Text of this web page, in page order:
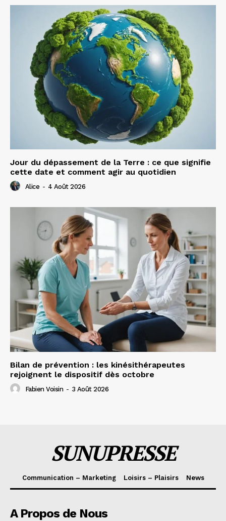
Jour du dépassement de la Terre : ce que signifie
cette date et comment agir au quotidien
Alice - 4 Août 2026
Bilan de prévention : les kinésithérapeutes
rejoignent le dispositif dès octobre
Fabien Voisin - 3 Août 2026
SUNUPRESSE
Communication – Marketing Loisirs – Plaisirs News
A Propos de Nous